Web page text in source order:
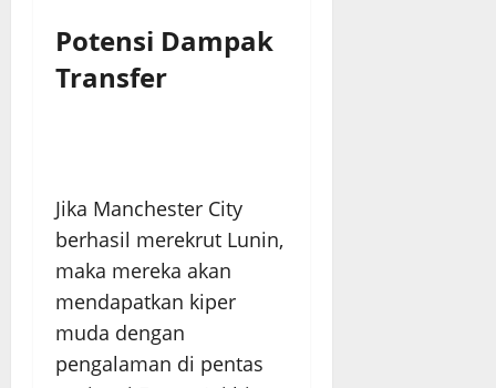
Potensi Dampak
Transfer
Jika Manchester City
berhasil merekrut Lunin,
maka mereka akan
mendapatkan kiper
muda dengan
pengalaman di pentas